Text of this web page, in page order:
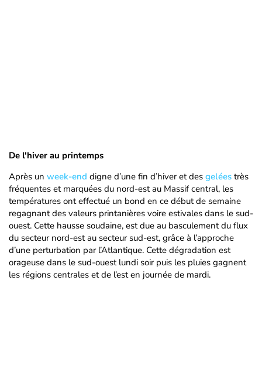
De l'hiver au printemps
Après un week-end digne d’une fin d’hiver et des gelées très
fréquentes et marquées du nord-est au Massif central, les
températures ont effectué un bond en ce début de semaine
regagnant des valeurs printanières voire estivales dans le sud-
ouest. Cette hausse soudaine, est due au basculement du flux
du secteur nord-est au secteur sud-est, grâce à l’approche
d’une perturbation par l’Atlantique. Cette dégradation est
orageuse dans le sud-ouest lundi soir puis les pluies gagnent
les régions centrales et de l’est en journée de mardi.